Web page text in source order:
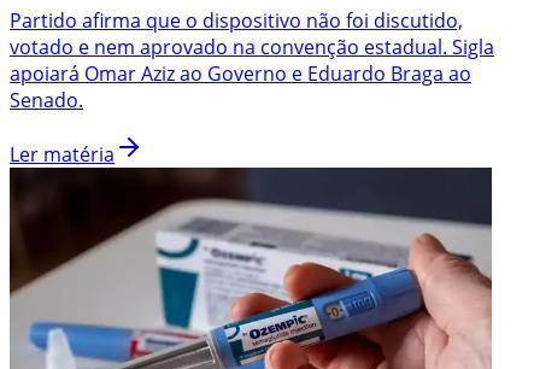
Partido afirma que o dispositivo não foi discutido,
votado e nem aprovado na convenção estadual. Sigla
apoiará Omar Aziz ao Governo e Eduardo Braga ao
Senado.
Ler matéria